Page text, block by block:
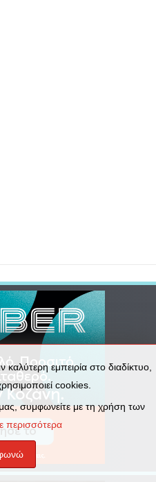
εμπειρία στο διαδίκτυο,
cookies.
συμφωνείτε με τη χρήση των
περισσότερα